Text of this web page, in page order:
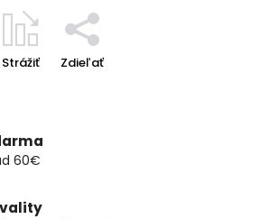
Strážiť Zdieľať
60€